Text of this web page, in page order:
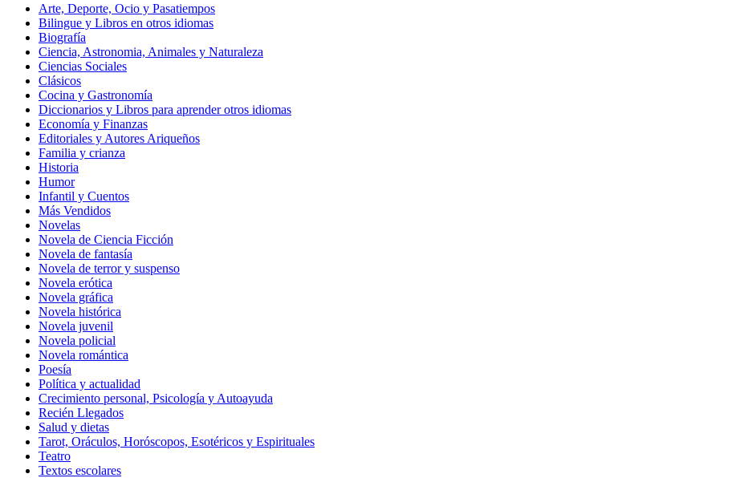
Arte, Deporte, Ocio y Pasatiempos
Bilingue y Libros en otros idiomas
Biografía
Ciencia, Astronomia, Animales y Naturaleza
Ciencias Sociales
Clásicos
Cocina y Gastronomía
Diccionarios y Libros para aprender otros idiomas
Economía y Finanzas
Editoriales y Autores Ariqueños
Familia y crianza
Historia
Humor
Infantil y Cuentos
Más Vendidos
Novelas
Novela de Ciencia Ficción
Novela de fantasía
Novela de terror y suspenso
Novela erótica
Novela gráfica
Novela histórica
Novela juvenil
Novela policial
Novela romántica
Poesía
Política y actualidad
Crecimiento personal, Psicología y Autoayuda
Recién Llegados
Salud y dietas
Tarot, Oráculos, Horóscopos, Esotéricos y Espirituales
Teatro
Textos escolares